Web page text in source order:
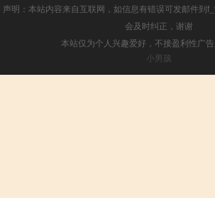
声明：本站内容来自互联网，如信息有错误可发邮件到
会及时纠正，谢谢
本站仅为个人兴趣爱好，不接盈利性广
小男孩